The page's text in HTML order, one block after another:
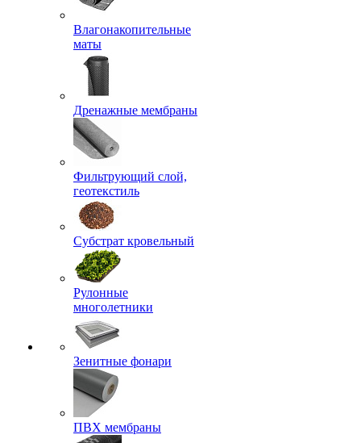
Влагонакопительные
маты
Дренажные мембраны
Фильтрующий слой,
геотекстиль
Субстрат кровельный
Рулонные
многолетники
Зенитные фонари
ПВХ мембраны